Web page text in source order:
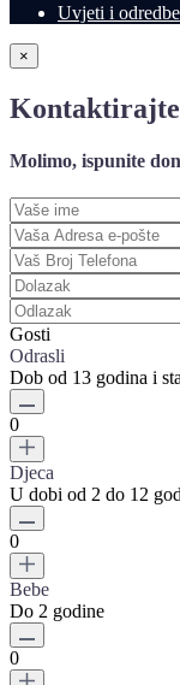
Uvjeti i odredbe
×
Molimo, ispunite
Gosti
Odrasli
Dob od 13 godina i
0
Djeca
U dobi od 2 do 12
0
Bebe
Do 2 godine
0